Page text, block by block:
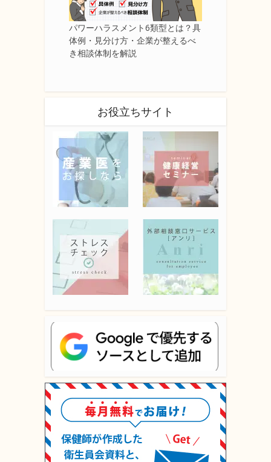
パワーハラスメント6類型とは？具
体例・見分け方・企業が整えるべ
き相談体制を解説
お役立ちサイト